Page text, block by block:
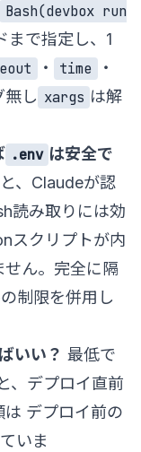
Bash(devbox run
まで指定し、1
・ time
・
無し xargs は解
.env は安全で
、Claudeが認
読み取りには効
スクリプトが内
せん。完全に隔
制限を併用し
いい？ 最低で
、デプロイ直前
は デプロイ前の
いま